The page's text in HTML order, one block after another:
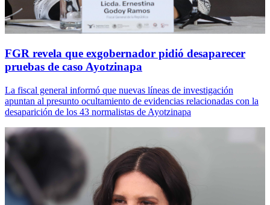
FGR revela que exgobernador pidió desaparecer
pruebas de caso Ayotzinapa
La fiscal general informó que nuevas líneas de investigación
apuntan al presunto ocultamiento de evidencias relacionadas con la
desaparición de los 43 normalistas de Ayotzinapa